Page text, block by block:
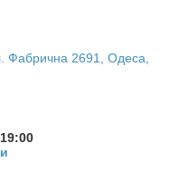
Фабрична 2691, Одеса,